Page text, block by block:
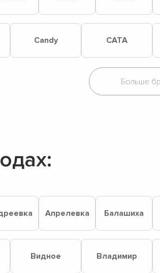
Candy CATA
Апрелевка Балашиха
Видное Владимир